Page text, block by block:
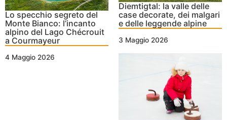
Lo specchio segreto del
Monte Bianco: l’incanto
alpino del Lago Chécrouit
a Courmayeur
4 Maggio 2026
Diemtigtal: la valle delle
case decorate, dei malgari
e delle leggende alpine
3 Maggio 2026